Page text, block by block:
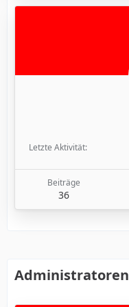
Letzte Aktivität
Beiträge
36
Administratoren